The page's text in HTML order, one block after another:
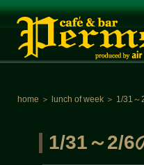
home ＞ lunch of week ＞ 1/31～
1/31～2/6